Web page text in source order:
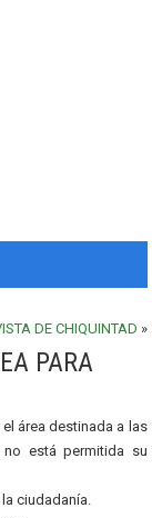
DE CHIQUINTAD »
PARA
área destinada a las
está permitida su
ciudadanía.